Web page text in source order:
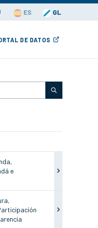
ES GL
DE DATOS
e